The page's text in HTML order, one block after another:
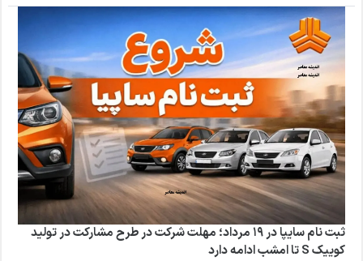
ثبت نام سایپا در ۱۹ مرداد؛ مهلت شرکت در طرح مشارکت در تولید
کوییک S تا امشب ادامه دارد